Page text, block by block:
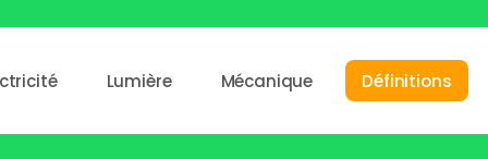
Lumière Mécanique Définitions